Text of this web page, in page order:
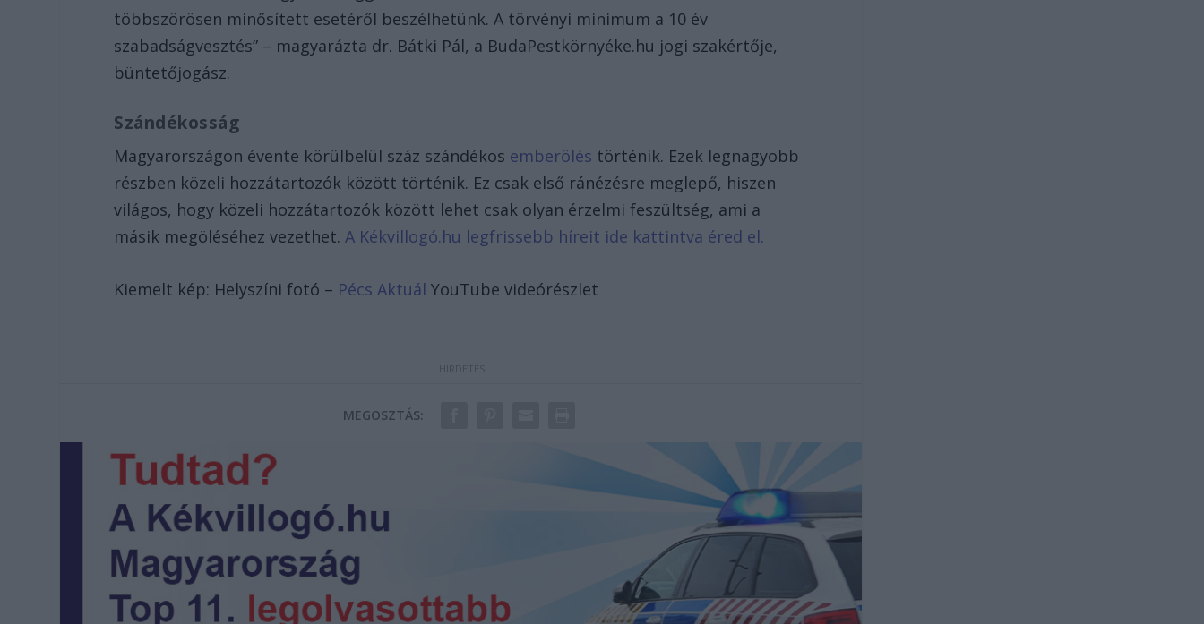
többszörösen minősített esetéről beszélhetünk. A törvényi minimum a 10 év
szabadságvesztés” – magyarázta dr. Bátki Pál, a BudaPestkörnyéke.hu jogi szakértője,
büntetőjogász.
Szándékosság
Magyarországon évente körülbelül száz szándékos emberölés történik. Ezek legnagyobb
részben közeli hozzátartozók között történik. Ez csak első ránézésre meglepő, hiszen
világos, hogy közeli hozzátartozók között lehet csak olyan érzelmi feszültség, ami a
másik megöléséhez vezethet.A Kékvillogó.hu legfrissebb híreit ide kattintva éred el.
Kiemelt kép: Helyszíni fotó – Pécs Aktuál YouTube videórészlet
MEGOSZTÁS: